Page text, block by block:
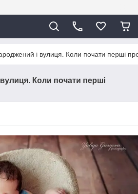
і вулиця. Коли почати перші
Коли почати перші